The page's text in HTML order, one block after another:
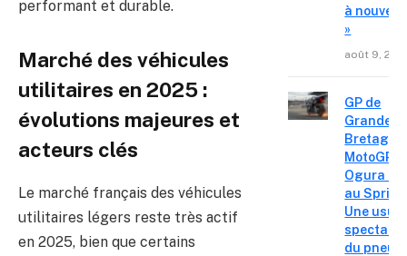
performant et durable.
Marché des véhicules
utilitaires en 2025 :
évolutions majeures et
acteurs clés
Le marché français des véhicules
utilitaires légers reste très actif
en 2025, bien que certains
à
»
août 9,
GP de
Grande-
Bretagne
MotoGP –
Ogura
au Sprint
Une
du pneu